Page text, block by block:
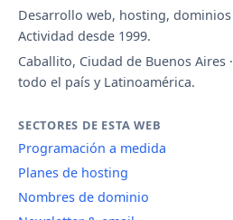
Desarrollo web, hosting,
Actividad desde 1999.
Caballito, Ciudad de Buenos Aires
todo el país y Latinoamérica.
SECTORES DE ESTA WEB
Programación a medida
Planes de hosting
Nombres de dominio